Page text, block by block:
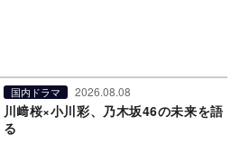
国内ドラマ 2026.08.08
川﨑桜×小川彩、乃木坂46の未来を語
る